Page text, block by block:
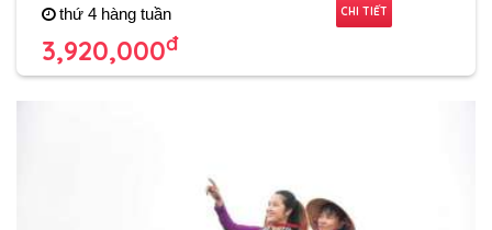
thứ 4 hàng tuần
3,920,000đ
CHI TIẾT